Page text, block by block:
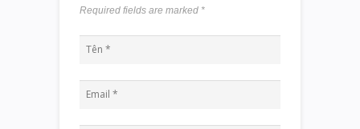
Required fields are marked *